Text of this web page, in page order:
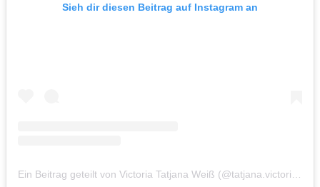
Sieh dir diesen Beitrag auf Instagram an